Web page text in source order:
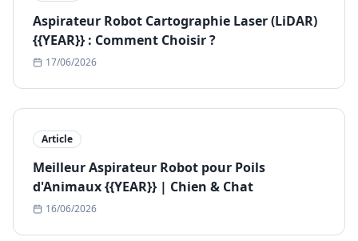
Aspirateur Robot Cartographie Laser (LiDAR)
{{YEAR}} : Comment Choisir ?
17/06/2026
Article
Meilleur Aspirateur Robot pour Poils
d'Animaux {{YEAR}} | Chien & Chat
16/06/2026